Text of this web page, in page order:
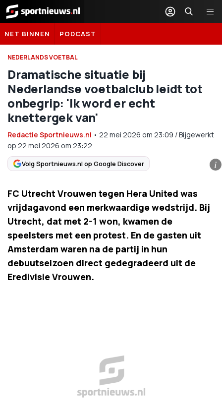
Sportnieuws.nl
NET BINNEN PODCAST
NEDERLANDS VOETBAL
Dramatische situatie bij
Nederlandse voetbalclub leidt tot
onbegrip: 'Ik word er echt
knettergek van'
Redactie Sportnieuws.nl • 22 mei 2026 om 23:09 /Bijgewerkt
op 22 mei 2026 om 23:22
Volg Sportnieuws.nl op Google Discover i
FC Utrecht Vrouwen tegen Hera United was
vrijdagavond een merkwaardige wedstrijd. Bij
Utrecht, dat met 2-1 won, kwamen de
speelsters met een protest. En de gasten uit
Amsterdam waren na de partij in hun
debuutseizoen direct gedegradeerd uit de
Eredivisie Vrouwen.